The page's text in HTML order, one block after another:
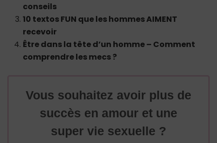
conseils
10 textos FUN que les hommes AIMENT
recevoir
Être dans la tête d’un homme – Comment
comprendre les mecs ?
Vous souhaitez avoir plus de
succès en amour et une
super vie sexuelle ?